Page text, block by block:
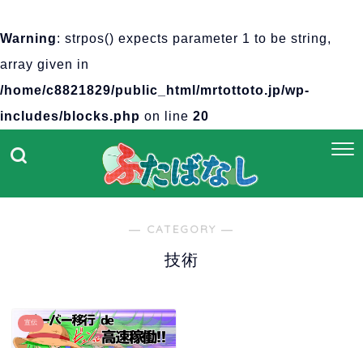
Warning: strpos() expects parameter 1 to be string,
array given in
/home/c8821829/public_html/mrtottoto.jp/wp-
includes/blocks.php on line 20
― CATEGORY ―
技術
宣伝